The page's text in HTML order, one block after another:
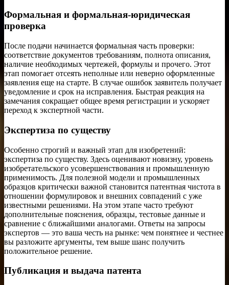
Формальная и формальная-юридическая
проверка
После подачи начинается формальная часть проверки:
соответствие документов требованиям, полнота описания,
наличие необходимых чертежей, формулы и прочего. Этот
этап помогает отсеять неполные или неверно оформленные
заявления еще на старте. В случае ошибок заявитель получает
уведомление и срок на исправления. Быстрая реакция на
замечания сокращает общее время регистрации и ускоряет
переход к экспертной части.
Экспертиза по существу
Особенно строгий и важный этап для изобретений:
экспертиза по существу. Здесь оценивают новизну, уровень
изобретательского усовершенствования и промышленную
применимость. Для полезной модели и промышленных
образцов критически важной становится патентная чистота в
отношении формулировок и внешних совпадений с уже
известными решениями. На этом этапе часто требуют
дополнительные пояснения, образцы, тестовые данные и
сравнение с ближайшими аналогами. Ответы на запросы
экспертов — это ваша честь на рынке: чем понятнее и честнее
вы разложите аргументы, тем выше шанс получить
положительное решение.
Публикация и выдача патента